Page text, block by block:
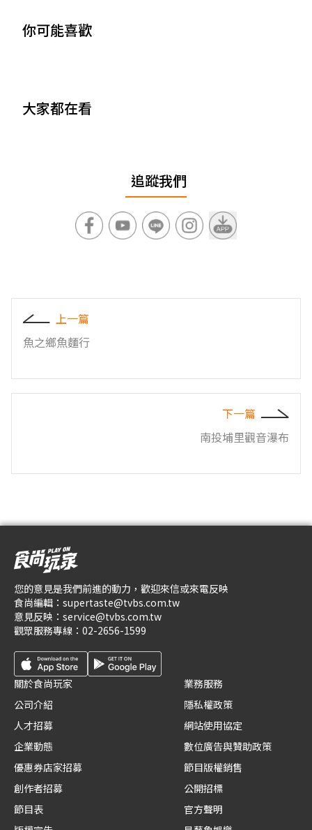
你可能喜歡
大家都在看
追蹤我們
上一篇
魚之鄉魚麵行
下一篇
南投埔里觀音瀑布
您的意見是我們前進的動力，歡迎來信或來電反映
食尚編輯： supertaste@tvbs.com.tw
意見反映： service@tvbs.com.tw
觀眾服務專線： 02-2656-1599
關於食尚玩家
公司介紹
人才招募
企業動態
優惠券店家招募
創作者招募
節目表
業務服務
隱私權政策
網站使用協定
數位廣告與贊助政策
節目版權銷售
公開招標
官方聲明